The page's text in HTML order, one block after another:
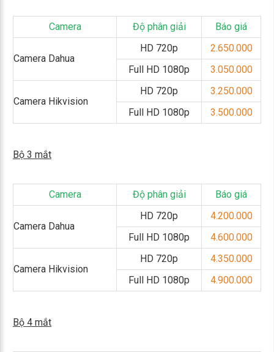
Camera Độ phân giải Báo giá
Camera Dahua
HD 720p
2.650.000
Full HD 1080p
3.050.000
Camera Hikvision
HD 720p
3.250.000
Full HD 1080p
3.500.000
Bộ 3 mắt
Camera Độ phân giải Báo giá
Camera Dahua
HD 720p
4.200.000
Full HD 1080p
4.600.000
Camera Hikvision
HD 720p
4.350.000
Full HD 1080p
4.900.000
Bộ 4 mắt